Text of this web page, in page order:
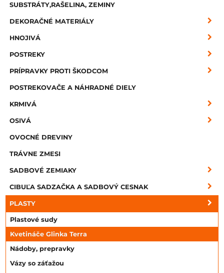
SUBSTRÁTY,RAŠELINA, ZEMINY
DEKORAČNÉ MATERIÁLY
HNOJIVÁ
POSTREKY
PRÍPRAVKY PROTI ŠKODCOM
POSTREKOVAČE A NÁHRADNÉ DIELY
KRMIVÁ
OSIVÁ
OVOCNÉ DREVINY
TRÁVNE ZMESI
SADBOVÉ ZEMIAKY
CIBUĽA SADZAČKA A SADBOVÝ CESNAK
PLASTY
Plastové sudy
Kvetináče Glinka Terra
Nádoby, prepravky
Vázy so záťažou